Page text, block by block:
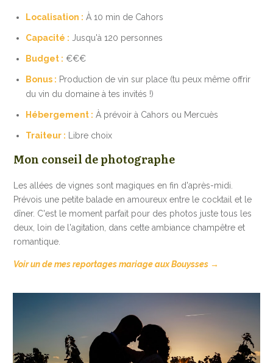
Localisation : À 10 min de Cahors
Capacité : Jusqu'à 120 personnes
Budget : €€€
Bonus : Production de vin sur place (tu peux même offrir
du vin du domaine à tes invités !)
Hébergement : À prévoir à Cahors ou Mercuès
Traiteur : Libre choix
Mon conseil de photographe
Les allées de vignes sont magiques en fin d'après-midi.
Prévois une petite balade en amoureux entre le cocktail et le
dîner. C'est le moment parfait pour des photos juste tous les
deux, loin de l'agitation, dans cette ambiance champêtre et
romantique.
Voir un de mes reportages mariage aux Bouysses →